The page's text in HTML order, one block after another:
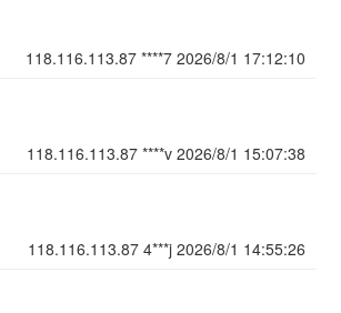
118.116.113.87 ****7 2026/8/1 17:12:10
118.116.113.87 ****v 2026/8/1 15:07:38
118.116.113.87 4***j 2026/8/1 14:55:26